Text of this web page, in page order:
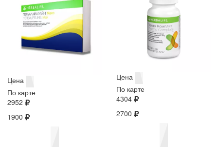
Цена
По карте
2952
1900
Цена
По карте
4304
2700